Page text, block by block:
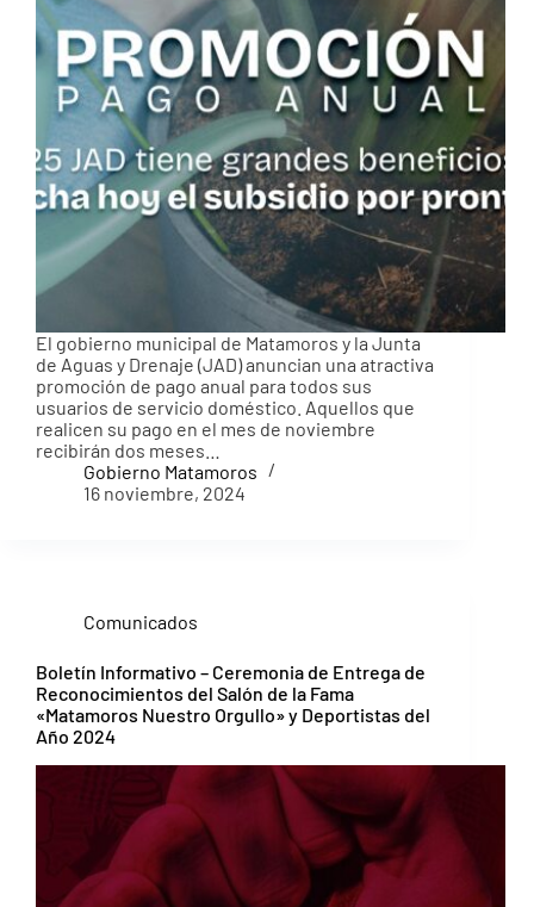
El gobierno municipal de Matamoros y la Junta
de Aguas y Drenaje (JAD) anuncian una atractiva
promoción de pago anual para todos sus
usuarios de servicio doméstico. Aquellos que
realicen su pago en el mes de noviembre
recibirán dos meses…
Gobierno Matamoros
16 noviembre, 2024
Comunicados
Boletín Informativo – Ceremonia de Entrega de
Reconocimientos del Salón de la Fama
«Matamoros Nuestro Orgullo» y Deportistas del
Año 2024